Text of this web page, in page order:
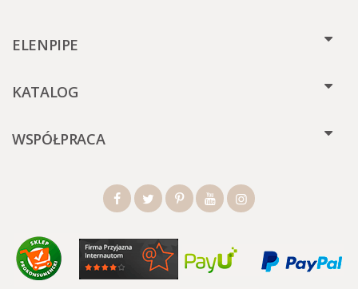
ELENPIPE
KATALOG
WSPÓŁPRACA